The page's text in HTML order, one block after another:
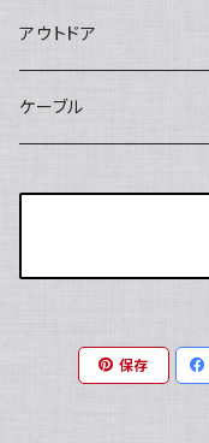
SIMカードケース
最大18枚収納
メモリーカードケース
最大18枚収納
アウトドア
ケーブル
保存